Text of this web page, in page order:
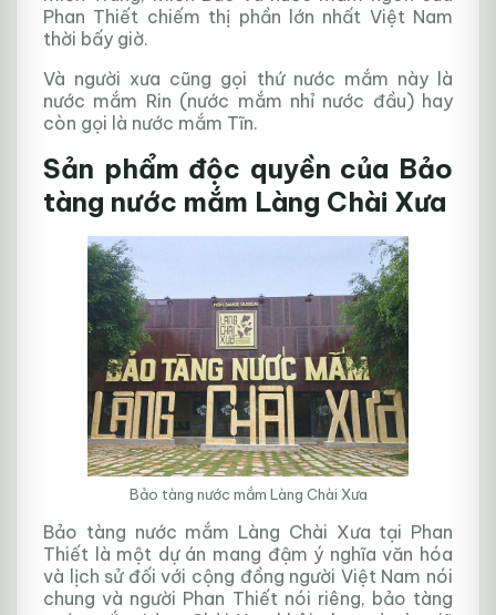
Phan Thiết chiếm thị phần lớn nhất Việt Nam
thời bấy giờ.
Và người xưa cũng gọi thứ nước mắm này là
nước mắm Rin (nước mắm nhỉ nước đầu) hay
còn gọi là nước mắm Tĩn.
Sản phẩm độc quyền của Bảo
tàng nước mắm Làng Chài Xưa
Bảo tàng nước mắm Làng Chài Xưa
Bảo tàng nước mắm Làng Chài Xưa tại Phan
Thiết là một dự án mang đậm ý nghĩa văn hóa
và lịch sử đối với cộng đồng người Việt Nam nói
chung và người Phan Thiết nói riêng, bảo tàng